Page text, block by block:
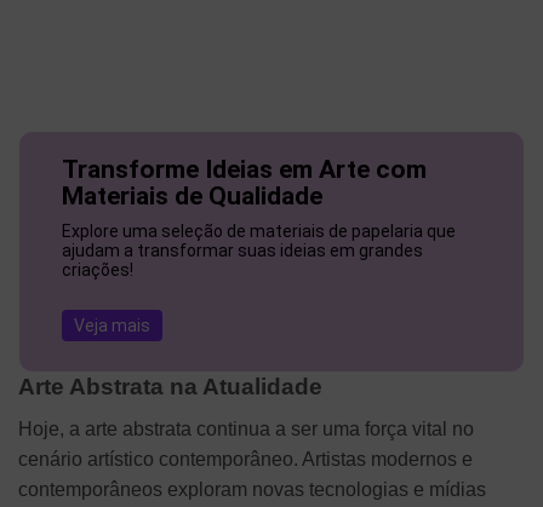
Transforme Ideias em Arte com
Materiais de Qualidade
Explore uma seleção de materiais de papelaria que
ajudam a transformar suas ideias em grandes
criações!
Veja mais
Arte Abstrata na Atualidade
Hoje, a arte abstrata continua a ser uma força vital no
cenário artístico contemporâneo. Artistas modernos e
contemporâneos exploram novas tecnologias e mídias